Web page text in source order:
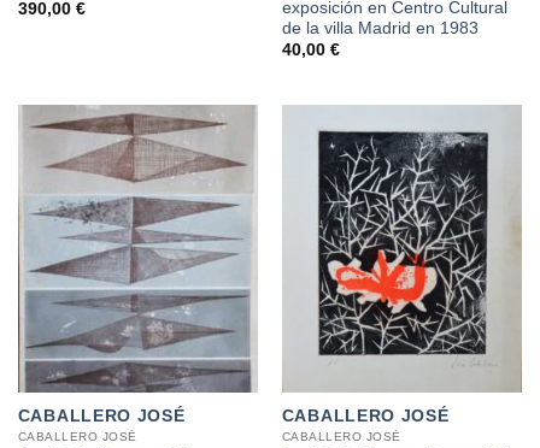
390,00 €
exposición en Centro Cultural
de la villa Madrid en 1983
40,00 €
CABALLERO JOSÉ
CABALLERO JOSÉ
CABALLERO JOSÉ
CABALLERO JOSÉ